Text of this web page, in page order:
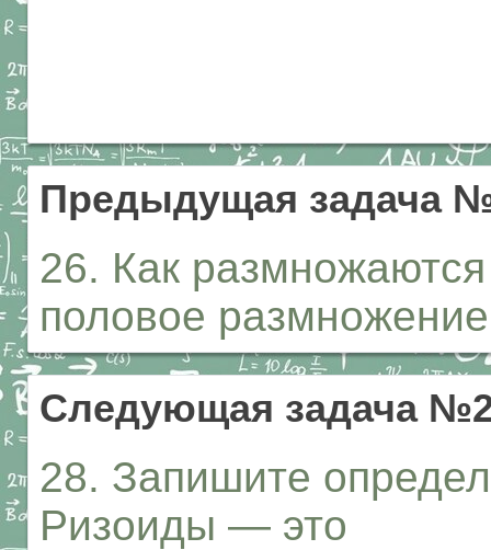
Предыдущая задача
26. Как
половое
Следующая задача
28. Запишите
Ризоиды — это